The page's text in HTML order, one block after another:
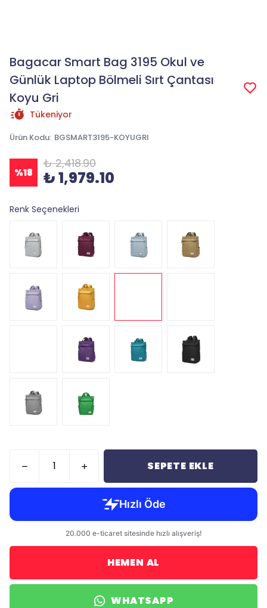
Bagacar Smart Bag 3195 Okul ve
Günlük Laptop Bölmeli Sırt Çantası
Koyu Gri
Tükeniyor
Ürün Kodu: BGSMART3195-KOYUGRI
%18
₺ 2,418.90
₺ 1,979.10
Renk Seçenekleri
SEPETE EKLE
HEMEN AL
WHATSAPP